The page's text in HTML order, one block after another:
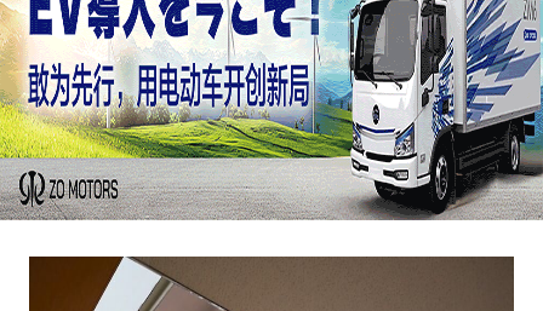
华人小故事之十二：他如期回国了，却努力劝别
人留下
王亚囡 特辑 华文汇萃
日本新华侨报 2020/4/28 10:32:35